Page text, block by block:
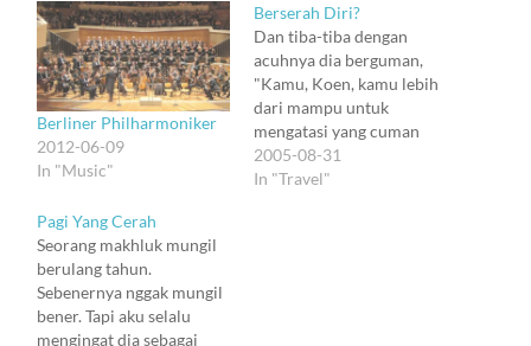
Berliner Philharmoniker
2012-06-09
In "Music"
Berserah Diri?
Dan tiba-tiba dengan
acuhnya dia berguman,
"Kamu, Koen, kamu lebih
dari mampu untuk
mengatasi yang cuman
kayak gitu aja." "Nggak
segampang itu." Dia
2005-08-31
In "Travel"
Pagi Yang Cerah
Seorang makhluk mungil
berulang tahun.
Sebenernya nggak mungil
bener. Tapi aku selalu
mengingat dia sebagai